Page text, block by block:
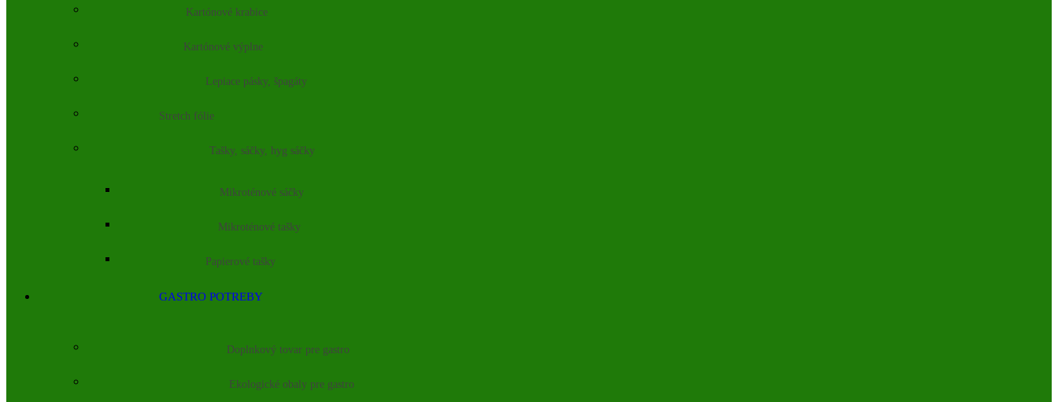
Kartónové krabice
Kartónové výplne
Lepiace pásky, špagáty
Stretch fólie
Tašky, sáčky, hyg sáčky
Mikroténové sáčky
Mikroténové tašky
Papierové tašky
GASTRO POTREBY
Doplnkový tovar pre gastro
Ekologické obaly pre gastro